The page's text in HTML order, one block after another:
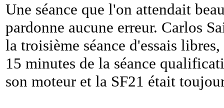
Une séance que l'on attendait
pardonne aucune erreur. Carlos
la troisième séance d'essais
15 minutes de la séance
son moteur et la SF21 était